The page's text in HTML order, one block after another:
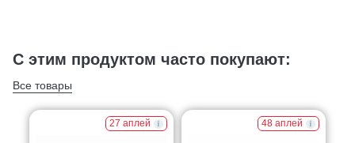
С этим продуктом часто покупают:
Все товары
27 аплей 48 аплей